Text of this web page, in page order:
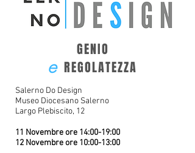
GENIO
REGOLATEZZA
e
Salerno Do Design
Museo Diocesano Salerno
Largo Plebiscito, 12
11 Novembre ore 14:00-19:00
12 Novembre ore 10:00-13:00